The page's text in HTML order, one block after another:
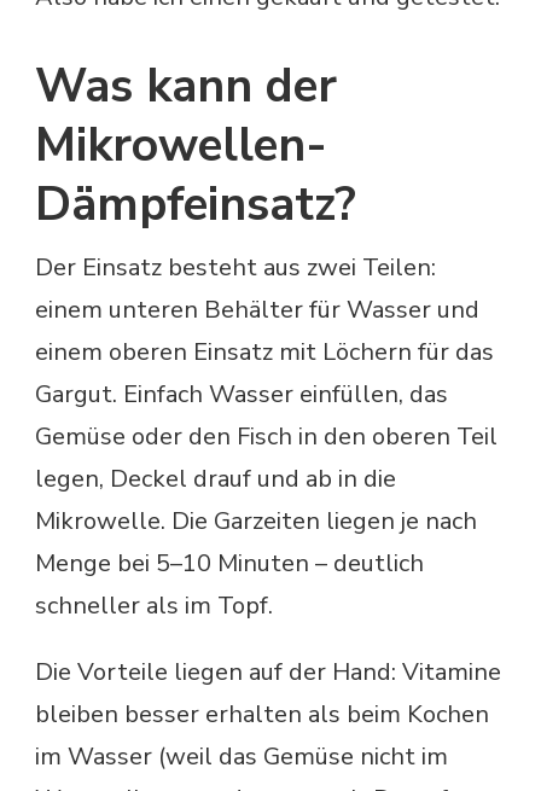
Was kann der
Mikrowellen-
Dämpfeinsatz?
Der Einsatz besteht aus zwei Teilen:
einem unteren Behälter für Wasser und
einem oberen Einsatz mit Löchern für das
Gargut. Einfach Wasser einfüllen, das
Gemüse oder den Fisch in den oberen Teil
legen, Deckel drauf und ab in die
Mikrowelle. Die Garzeiten liegen je nach
Menge bei 5–10 Minuten – deutlich
schneller als im Topf.
Die Vorteile liegen auf der Hand: Vitamine
bleiben besser erhalten als beim Kochen
im Wasser (weil das Gemüse nicht im